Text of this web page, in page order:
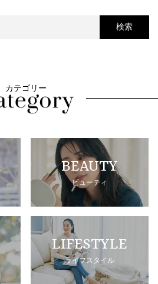
検索
カテゴリー
BEAUTY
ビューティ
LIFESTYLE
ライフスタイル